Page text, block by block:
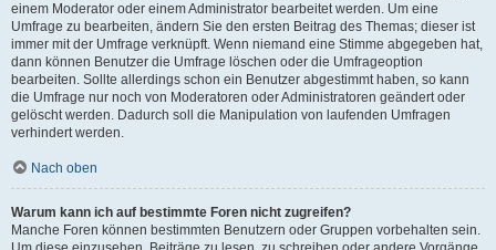
einem Moderator oder einem Administrator bearbeitet werden. Um eine
Umfrage zu bearbeiten, ändern Sie den ersten Beitrag des Themas; dieser ist
immer mit der Umfrage verknüpft. Wenn niemand eine Stimme abgegeben hat,
dann können Benutzer die Umfrage löschen oder die Umfrageoption
bearbeiten. Sollte allerdings schon ein Benutzer abgestimmt haben, so kann
die Umfrage nur noch von Moderatoren oder Administratoren geändert oder
gelöscht werden. Dadurch soll die Manipulation von laufenden Umfragen
verhindert werden.
Nach oben
Warum kann ich auf bestimmte Foren nicht zugreifen?
Manche Foren können bestimmten Benutzern oder Gruppen vorbehalten sein.